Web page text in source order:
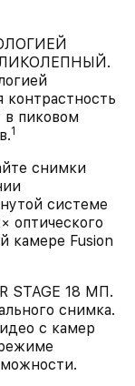
пиковом
1
снимки
системе
оптического
камере Fusion
18 МП.
снимка.
с камер